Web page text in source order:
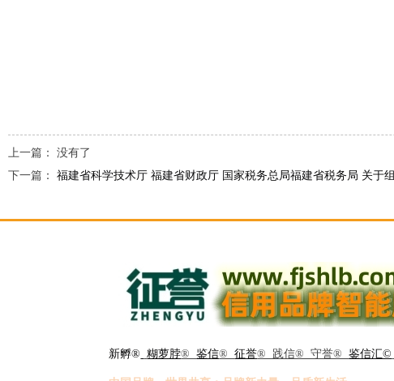
上一篇： 没有了
下一篇： 福建省科学技术厅 福建省财政厅 国家税务总局福建省税务局 关于
新孵® 糊萝脖®鉴信®征誉® 践信® 守誉®鉴信汇©